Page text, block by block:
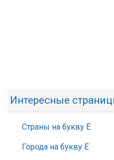
Интересные
Страны на букву Ё
Города на букву Ё